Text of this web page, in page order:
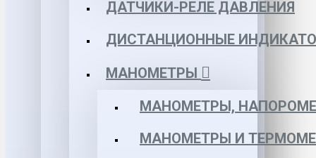
ДАТЧИКИ-РЕЛЕ ДАВЛЕНИЯ
ДИСТАНЦИОННЫЕ
МАНОМЕТРЫ
МАНОМЕТРЫ,
МАНОМЕТРЫ И